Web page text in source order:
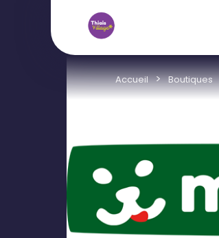
Accueil Boutiques